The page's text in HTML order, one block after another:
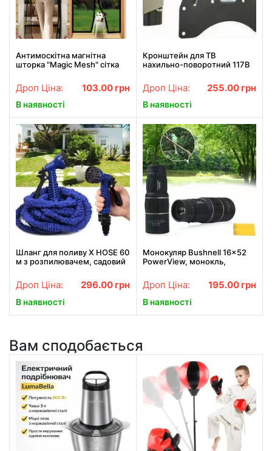
Антимоскітна магнітна
шторка "Magic Mesh" сітка
210х100
Дроп Ціна: 103.00 грн
В наявності
Кронштейн для ТВ
нахильно-поворотний 117B
Дроп Ціна: 255.00 грн
В наявності
Шланг для поливу X HOSE 60
м з розпилювачем, садовий
для саду
Дроп Ціна: 296.00 грн
В наявності
Монокуляр Bushnell 16x52
PowerView, монокль,
чохлом
Дроп Ціна: 195.00 грн
В наявності
Вам сподобається